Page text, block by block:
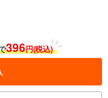
396円(税込)